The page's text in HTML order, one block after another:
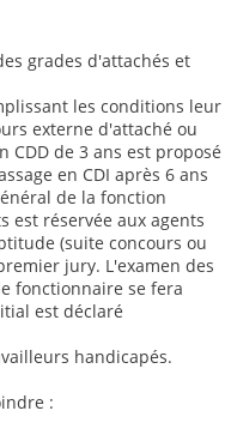
grades d'attachés et
les conditions leur
externe d'attaché ou
de 3 ans est proposé
en CDI après 6 ans
de la fonction
est réservée aux agents
(suite concours ou
jury. L'examen des
fonctionnaire se fera
est déclaré
handicapés.
: